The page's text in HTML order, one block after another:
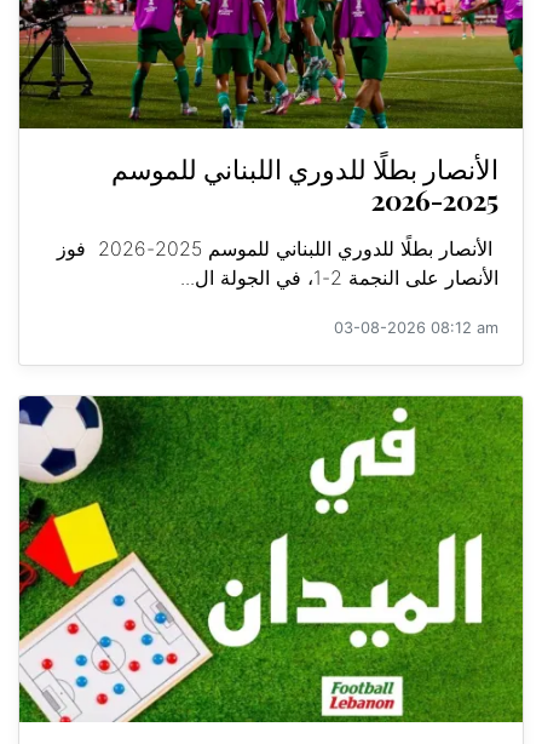
الأنصار بطلًا للدوري اللبناني للموسم
2025-2026
الأنصار بطلًا للدوري اللبناني للموسم 2025-2026 فوز
الأنصار على النجمة 2-1، في الجولة ال...
03-08-2026 08:12 am